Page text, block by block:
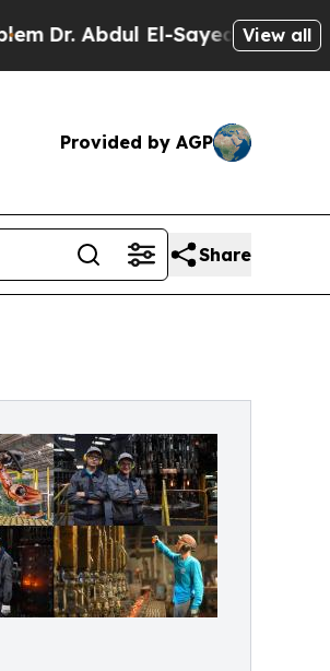
Abdul El-Sayed on Historic
View all
Provided by AGP
Share